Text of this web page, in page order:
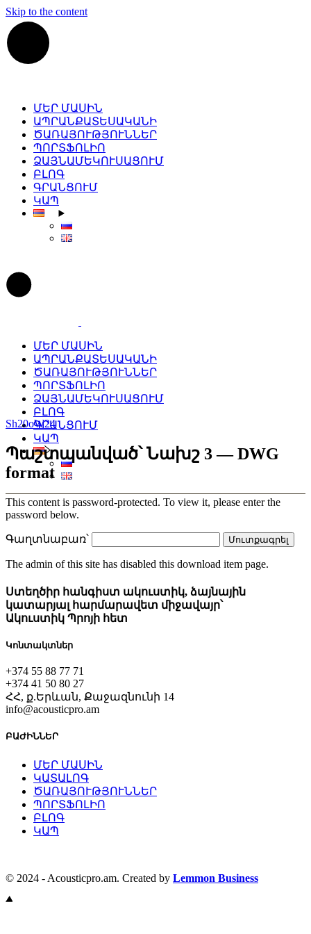
Skip to the content
ՄԵՐ ՄԱՍԻՆ
ԱՊՐԱՆՔԱՏԵՍԱԿԱՆԻ
ԾԱՌԱՅՈՒԹՅՈՒՆՆԵՐ
ՊՈՐՏՖՈԼԻՈ
ՁԱՅՆԱՄԵԿՈՒՍԱՑՈՒՄ
ԲԼՈԳ
ԳՐԱՆՑՈՒՄ
ԿԱՊ
ՄԵՐ ՄԱՍԻՆ
ԱՊՐԱՆՔԱՏԵՍԱԿԱՆԻ
ԾԱՌԱՅՈՒԹՅՈՒՆՆԵՐ
ՊՈՐՏՖՈԼԻՈ
ՁԱՅՆԱՄԵԿՈՒՍԱՑՈՒՄ
ԲԼՈԳ
ԳՐԱՆՑՈՒՄ
ԿԱՊ
Sh20oW24
Պաշտպանված՝ Նախշ 3 — DWG
format
This content is password-protected. To view it, please enter the
password below.
Գաղտնաբառ՝
The admin of this site has disabled this download item page.
Ստեղծիր հանգիստ ակուստիկ, ձայնային
կատարյալ հարմարավետ միջավայր՝
Ակուստիկ Պրոյի հետ
Կոնտակտներ
+374 55 88 77 71
+374 41 50 80 27
ՀՀ, ք.Երևան, Քաջազնունի 14
info@acousticpro.am
ԲԱԺԻՆՆԵՐ
ՄԵՐ ՄԱՍԻՆ
ԿԱՏԱԼՈԳ
ԾԱՌԱՅՈՒԹՅՈՒՆՆԵՐ
ՊՈՐՏՖՈԼԻՈ
ԲԼՈԳ
ԿԱՊ
© 2024 - Acousticpro.am. Created by Lemmon Business